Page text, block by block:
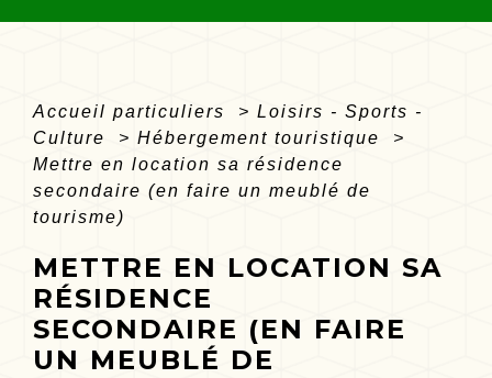
Accueil particuliers > Loisirs - Sports -
Culture
> Hébergement touristique
>
Mettre en location sa résidence
secondaire (en faire un meublé de
tourisme)
METTRE EN LOCATION SA
RÉSIDENCE
SECONDAIRE (EN FAIRE
UN MEUBLÉ DE